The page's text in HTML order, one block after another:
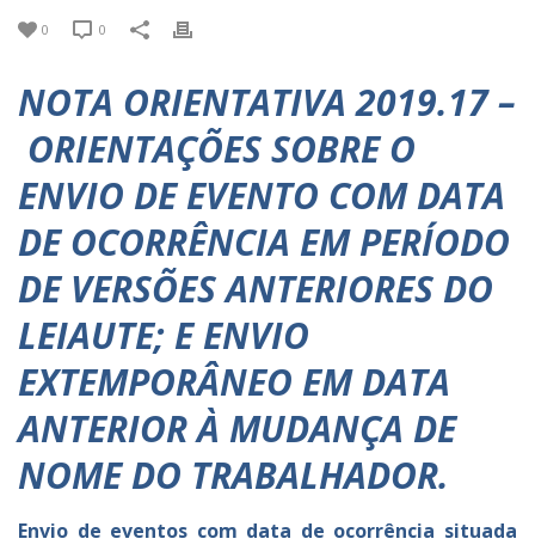
0 0
NOTA ORIENTATIVA 2019.17 –
ORIENTAÇÕES SOBRE O
ENVIO DE EVENTO COM DATA
DE OCORRÊNCIA EM PERÍODO
DE VERSÕES ANTERIORES DO
LEIAUTE; E ENVIO
EXTEMPORÂNEO EM DATA
ANTERIOR À MUDANÇA DE
NOME DO TRABALHADOR.
Envio de eventos com data de ocorrência situada